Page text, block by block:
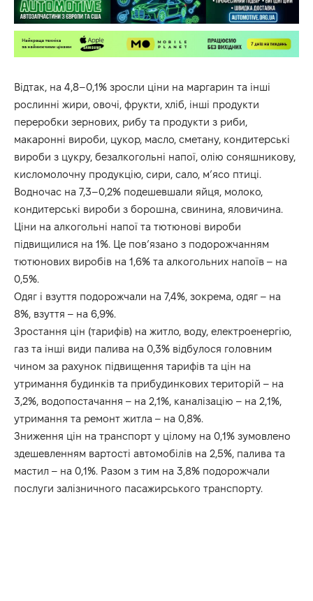
Відтак, на 4,8–0,1% зросли ціни на маргарин та інші
рослинні жири, овочі, фрукти, хліб, інші продукти
переробки зернових, рибу та продукти з риби,
макаронні вироби, цукор, масло, сметану, кондитерські
вироби з цукру, безалкогольні напої, олію соняшникову,
кисломолочну продукцію, сири, сало, м’ясо птиці.
Водночас на 7,3–0,2% подешевшали яйця, молоко,
кондитерські вироби з борошна, свинина, яловичина.
Ціни на алкогольні напої та тютюнові вироби
підвищилися на 1%. Це пов’язано з подорожчанням
тютюнових виробів на 1,6% та алкогольних напоїв – на
0,5%.
Одяг і взуття подорожчали на 7,4%, зокрема, одяг – на
8%, взуття – на 6,9%.
Зростання цін (тарифів) на житло, воду, електроенергію,
газ та інші види палива на 0,3% відбулося головним
чином за рахунок підвищення тарифів та цін на
утримання будинків та прибудинкових територій – на
3,2%, водопостачання – на 2,1%, каналізацію – на 2,1%,
утримання та ремонт житла – на 0,8%.
Зниження цін на транспорт у цілому на 0,1% зумовлено
здешевленням вартості автомобілів на 2,5%, палива та
мастил – на 0,1%. Разом з тим на 3,8% подорожчали
послуги залізничного пасажирського транспорту.